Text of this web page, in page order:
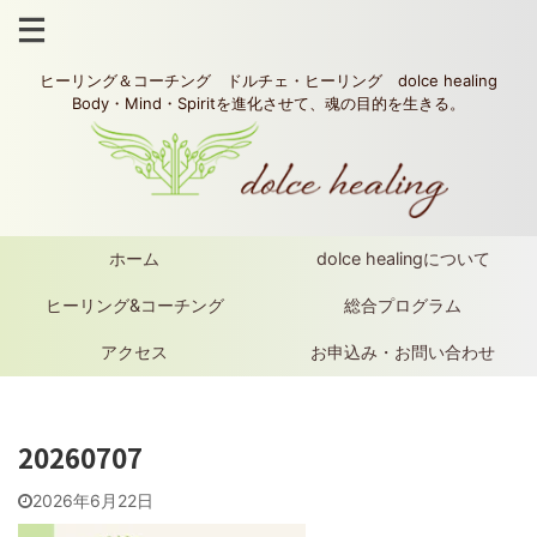
ヒーリング＆コーチング ドルチェ・ヒーリング dolce healing
Body・Mind・Spiritを進化させて、魂の目的を生きる。
ホーム dolce healingについて
ヒーリング&コーチング 総合プログラム
アクセス お申込み・お問い合わせ
20260707
2026年6月22日